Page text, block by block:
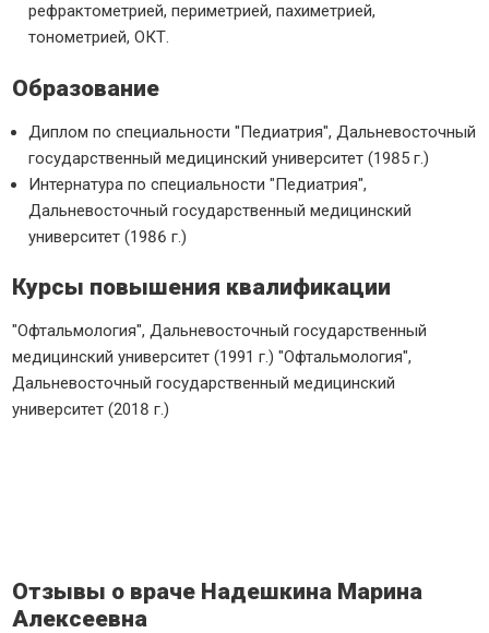
рефрактометрией, периметрией, пахиметрией,
тонометрией, ОКТ.
Образование
Диплом по специальности "Педиатрия", Дальневосточный
государственный медицинский университет (1985 г.)
Интернатура по специальности "Педиатрия",
Дальневосточный государственный медицинский
университет (1986 г.)
Курсы повышения квалификации
"Офтальмология", Дальневосточный государственный
медицинский университет (1991 г.) "Офтальмология",
Дальневосточный государственный медицинский
университет (2018 г.)
Отзывы о враче Надешкина Марина
Алексеевна